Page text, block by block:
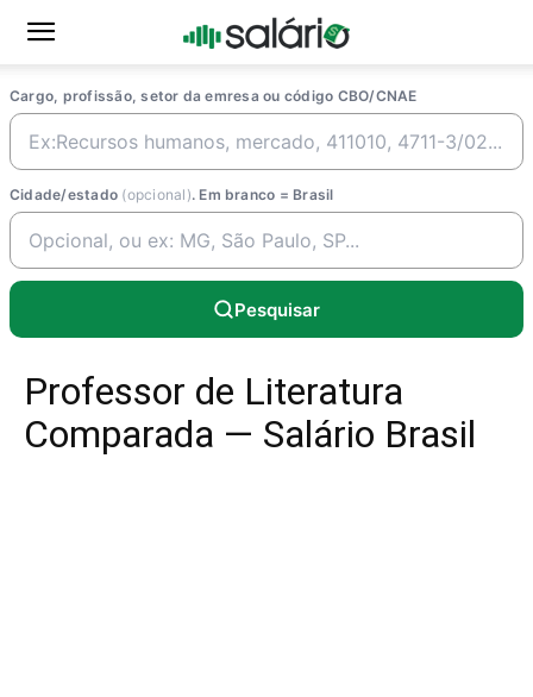
Cargo, profissão, setor da emresa ou código CBO/CNAE
Cidade/estado (opcional). Em branco = Brasil
Pesquisar
Professor de Literatura
Comparada — Salário Brasil